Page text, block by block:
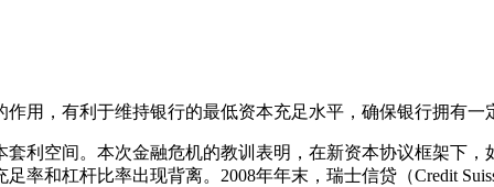
，有利于维持银行的最低资本充足水平，确保银行拥有一
空间。本次金融危机的教训表明，在新资本协议框架下，
率和杠杆比率出现背离。2008年年末，瑞士信贷（Credit